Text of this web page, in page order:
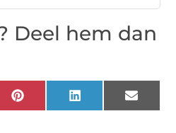
Deel hem dan
Pinterest LinkedIn Email